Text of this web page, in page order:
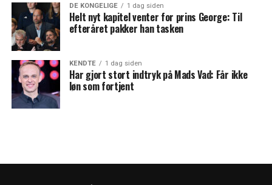
DE KONGELIGE 1 dag siden
Helt nyt kapitel venter for prins George: Til
efteråret pakker han tasken
KENDTE 1 dag siden
Har gjort stort indtryk på Mads Vad: Får ikke
løn som fortjent